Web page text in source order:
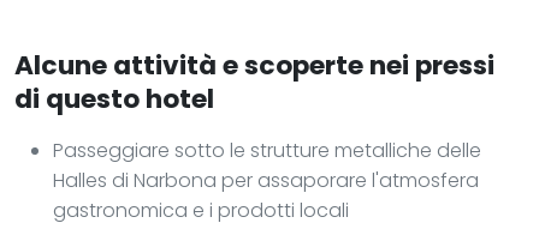
Alcune attività e scoperte nei pressi
di questo hotel
Passeggiare sotto le strutture metalliche delle
Halles di Narbona per assaporare l'atmosfera
gastronomica e i prodotti locali